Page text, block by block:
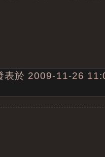
表於 2009-11-26